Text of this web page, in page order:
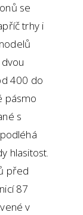
se
trhy i
400 do
pásmo
s
hlasitost.
před
87
v